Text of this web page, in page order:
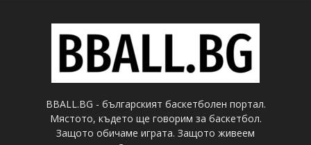
BBALL.BG - българският баскетболен портал.
Мястото, където ще говорим за баскетбол.
Защото обичаме играта. Защото живеем